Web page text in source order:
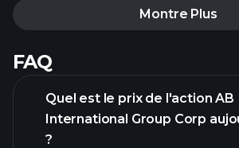
Montre Plus
FAQ
Quel est le prix de l'action AB
International Group Corp
?